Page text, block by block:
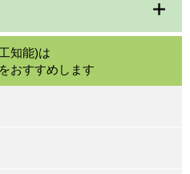
知能)は
おすすめします